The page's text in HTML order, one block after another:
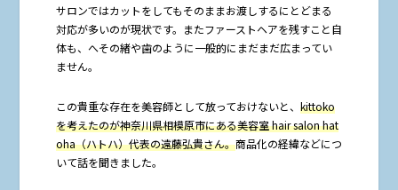
サロンではカットをしてもそのままお渡しするにとどまる
対応が多いのが現状です。またファーストヘアを残すこと自
体も、へその緒や歯のように一般的にまだまだ広まってい
ません。
この貴重な存在を美容師として放っておけないと、 kittoko
を考えたのが神奈川県相模原市にある美容室 hair salon hat
oha（ハトハ）代表の遠藤弘貴さん。商品化の経緯などにつ
いて話を聞きました。